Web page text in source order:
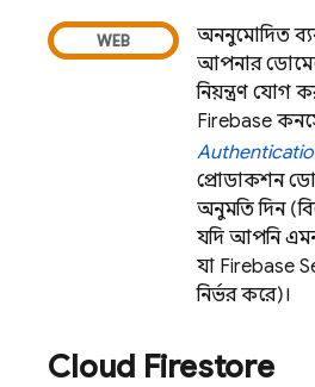
অননুমোদিত
আপনার
নিয়ন্ত্রণ যোগ
Firebase
প্রোডাকশন
অনুমতি দিন
যদি আপনি
যা Firebase
নির্ভর করে)।
Cloud Firestore